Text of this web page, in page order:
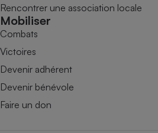
Rencontrer une association locale
Mobiliser
Combats
Victoires
Devenir adhérent
Devenir bénévole
Faire un don